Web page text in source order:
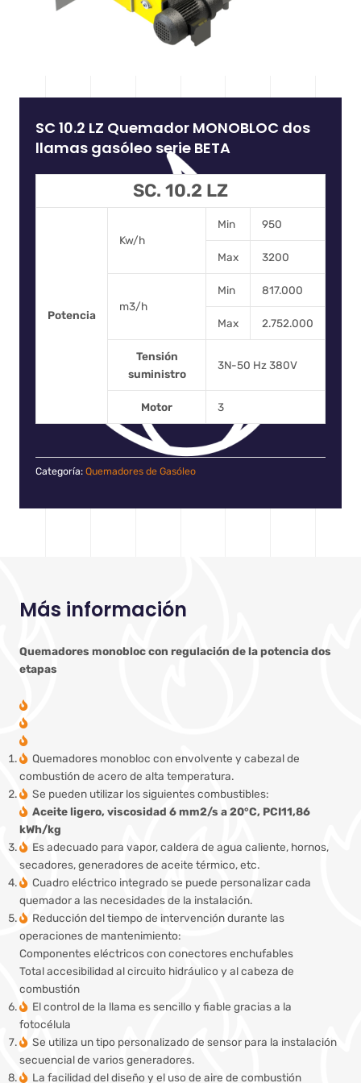
SC 10.2 LZ Quemador MONOBLOC dos
llamas gasóleo serie BETA
SC. 10.2 LZ
Potencia
Kw/h
Min 950
Max 3200
m3/h
Min 817.000
Max 2.752.000
Tensión
suministro
3N-50 Hz 380V
Motor 3
Categoría: Quemadores de Gasóleo
Más información
Quemadores monobloc con regulación de la potencia dos
etapas
Quemadores monobloc con envolvente y cabezal de
combustión de acero de alta temperatura.
Se pueden utilizar los siguientes combustibles:
Aceite ligero, viscosidad 6 mm2/s a 20°C, PCI11,86
kWh/kg
Es adecuado para vapor, caldera de agua caliente, hornos,
secadores, generadores de aceite térmico, etc.
Cuadro eléctrico integrado se puede personalizar cada
quemador a las necesidades de la instalación.
Reducción del tiempo de intervención durante las
operaciones de mantenimiento:
Componentes eléctricos con conectores enchufables
Total accesibilidad al circuito hidráulico y al cabeza de
combustión
El control de la llama es sencillo y fiable gracias a la
fotocélula
Se utiliza un tipo personalizado de sensor para la instalación
secuencial de varios generadores.
La facilidad del diseño y el uso de aire de combustión